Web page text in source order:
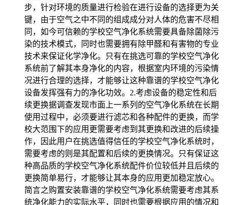
步，针对环境的质量进行检验在进行设备的选择更为关
键，由于空气之中不同的组成成分对人体的危害不尽相
同，如今可信赖的学校空气净化系统需要具备除菌除污
染的技术模式，同时也需要拥有除甲醛和有害物的专业
技术来保证化学净化。只有在挑选可靠的学校空气净化
系统前了解其本身净化的内容，根据室内环境的污染情
况进行合理的选择，才能够让这种靠谱的学校空气净化
设备发挥强有力的净化功效。2.考虑设备的稳定性和后
续更换据调查发现市面上一系列的空气净化系统在长期
使用过程中，必须要进行滤芯和各种配件的更换，而学
校大范围下的应用更需要考虑到其更换和改进的后续操
作，因此用户在挑选值得信任的学校空气净化系统时，
需要考虑的则是其配置和后续的更换情况。只有保证这
种高品质的学校空气净化系统配件价位较低并且后续的
更换简单易行，才能够让其本身的应用更加稳定放心。
简言之购置安装靠谱的学校空气净化系统需要考虑其系
统净化能力的实际水平，同时也需要根据应用的情况和